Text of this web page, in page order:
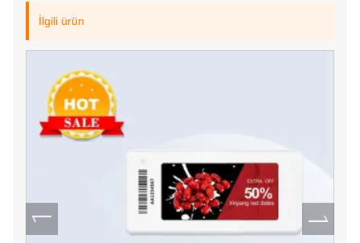
İlgili ürün